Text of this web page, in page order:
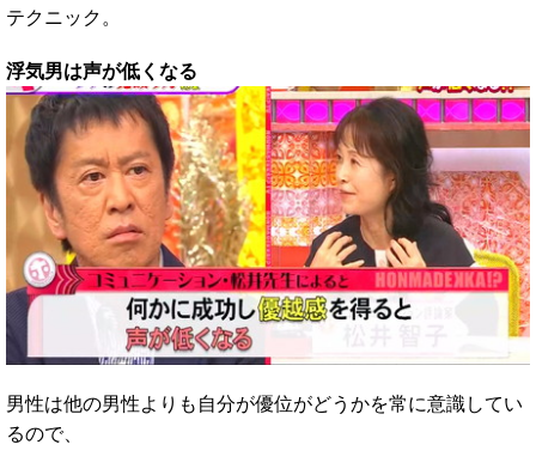
テクニック。
浮気男は声が低くなる
男性は他の男性よりも自分が優位がどうかを常に意識してい
るので、